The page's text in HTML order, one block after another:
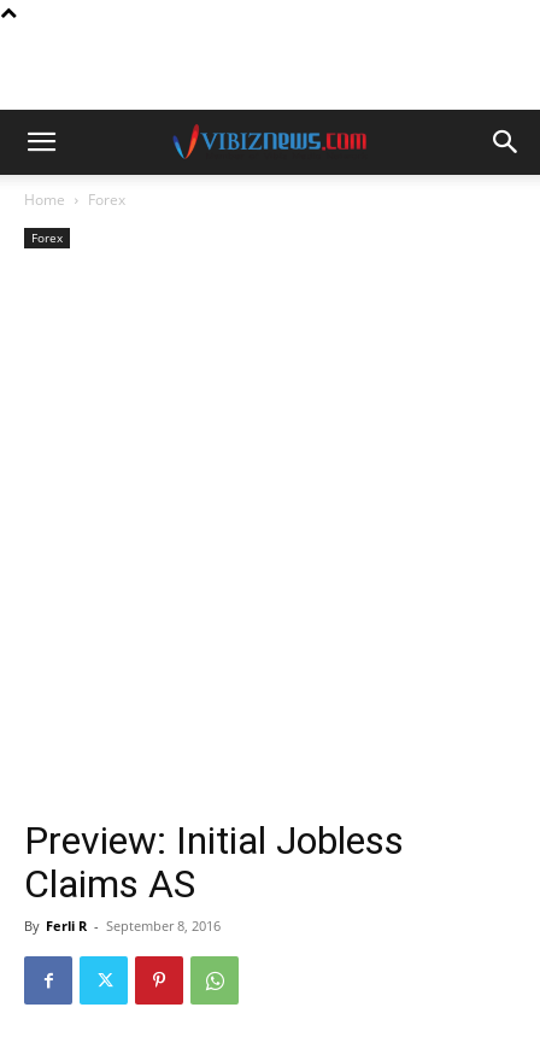
Home Forex
Forex
Preview: Initial Jobless
Claims AS
By Ferli R - September 8, 2016